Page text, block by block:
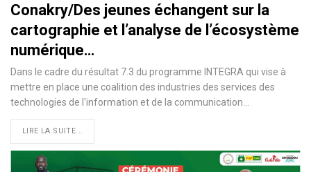
Conakry/Des jeunes échangent sur la
cartographie et l’analyse de l’écosystème
numérique…
Dans le cadre du résultat 7.3 du programme INTEGRA qui vise à
mettre en place une coalition des industries des services des
technologies de l'information et de la communication
LIRE LA SUITE...